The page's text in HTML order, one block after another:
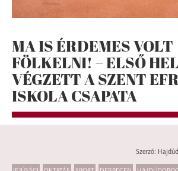
MA IS ÉRDEMES VOLT
FÖLKELNI! – ELSŐ
VÉGZETT A SZENT
ISKOLA CSAPATA
Szerző: